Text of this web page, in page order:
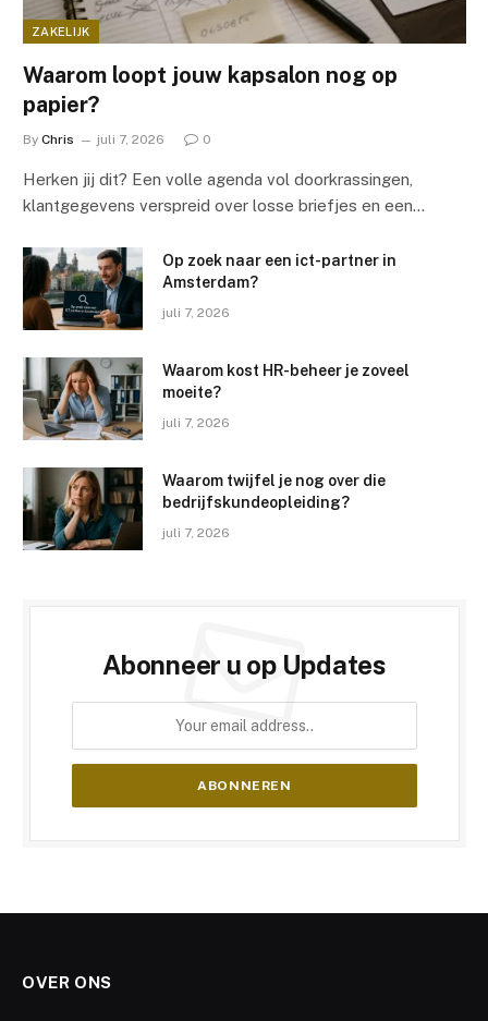
ZAKELIJK
Waarom loopt jouw kapsalon nog op
papier?
By Chris juli 7, 2026 0
Herken jij dit? Een volle agenda vol doorkrassingen,
klantgegevens verspreid over losse briefjes en een…
Op zoek naar een ict-partner in
Amsterdam?
juli 7, 2026
Waarom kost HR-beheer je zoveel
moeite?
juli 7, 2026
Waarom twijfel je nog over die
bedrijfskundeopleiding?
juli 7, 2026
Abonneer u op Updates
OVER ONS